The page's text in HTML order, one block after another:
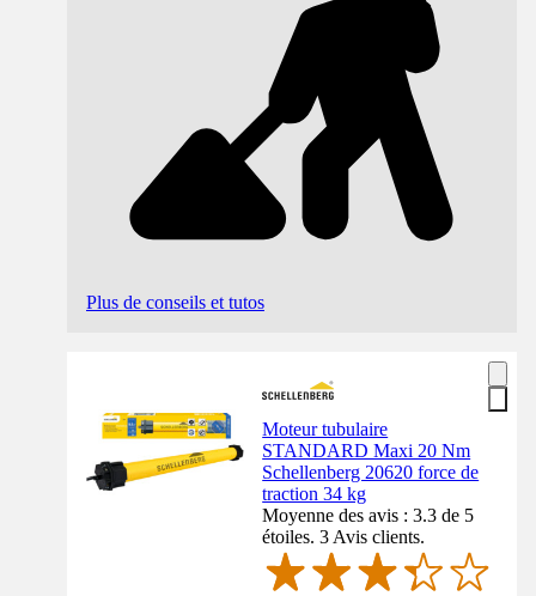
Plus de conseils et tutos
Moteur tubulaire
STANDARD Maxi 20 Nm
Schellenberg 20620 force de
traction 34 kg
Moyenne des avis : 3.3 de 5
étoiles. 3 Avis clients.